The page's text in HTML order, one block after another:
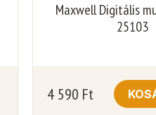
Maxwell Digitális
25103
4 590 Ft